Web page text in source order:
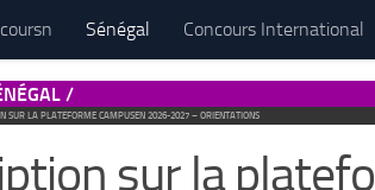
Sénégal Concours International
/
SUR LA PLATEFORME CAMPUSEN 2026-2027 – ORIENTATIONS
sur la